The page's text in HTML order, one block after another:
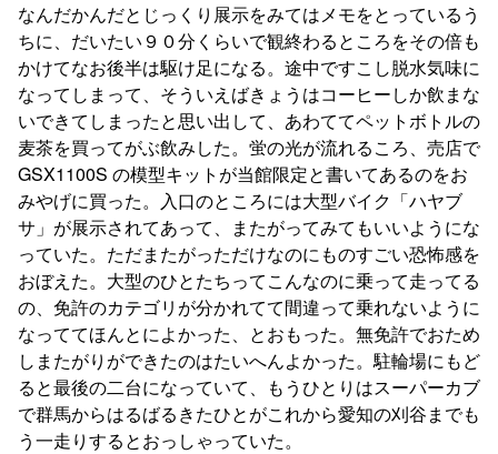
なんだかんだとじっくり展示をみてはメモをとっているう
ちに、だいたい９０分くらいで観終わるところをその倍も
かけてなお後半は駆け足になる。途中ですこし脱水気味に
なってしまって、そういえばきょうはコーヒーしか飲まな
いできてしまったと思い出して、あわててペットボトルの
麦茶を買ってがぶ飲みした。蛍の光が流れるころ、売店で
GSX1100S の模型キットが当館限定と書いてあるのをお
みやげに買った。入口のところには大型バイク「ハヤブ
サ」が展示されてあって、またがってみてもいいようにな
っていた。ただまたがっただけなのにものすごい恐怖感を
おぼえた。大型のひとたちってこんなのに乗って走ってる
の、免許のカテゴリが分かれてて間違って乗れないように
なっててほんとによかった、とおもった。無免許でおため
しまたがりができたのはたいへんよかった。駐輪場にもど
ると最後の二台になっていて、もうひとりはスーパーカブ
で群馬からはるばるきたひとがこれから愛知の刈谷までも
う一走りするとおっしゃっていた。